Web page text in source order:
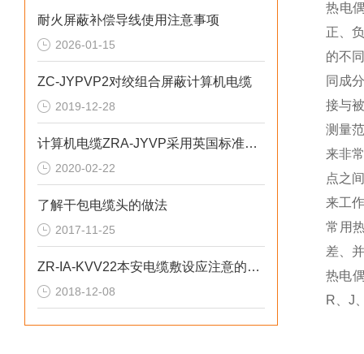
耐火屏蔽补偿导线使用注意事项
2026-01-15
ZC-JYPVP2对绞组合屏蔽计算机电缆
2019-12-28
计算机电缆ZRA-JYVP采用英国标准BS5308
2020-02-22
了解干包电缆头的做法
2017-11-25
ZR-IA-KVV22本安电缆敷设应注意的问题
2018-12-08
热电
正、
的不
同成
接与
测量
来非
点之
来工
常用
差、
热电
R、J